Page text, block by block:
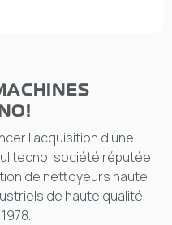
l'acquisition d'une
société réputée
de nettoyeurs haute
de haute qualité,